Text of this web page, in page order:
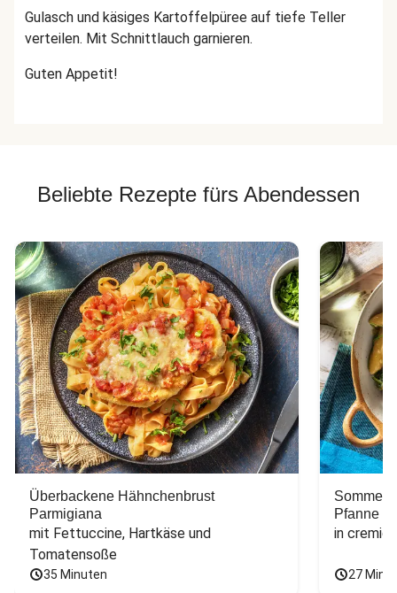
Gulasch und käsiges Kartoffelpüree auf tiefe Teller
verteilen. Mit Schnittlauch garnieren.
Guten Appetit!
Beliebte Rezepte fürs Abendessen
Überbackene Hähnchenbrust
Parmigiana
mit Fettuccine, Hartkäse und
Tomatensoße
35 Minuten
Pfanne
in
27